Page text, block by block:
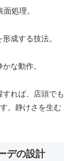
処理。
成する技法。
な動作。
れば、店頭でも
。静けさを生む
デの設計